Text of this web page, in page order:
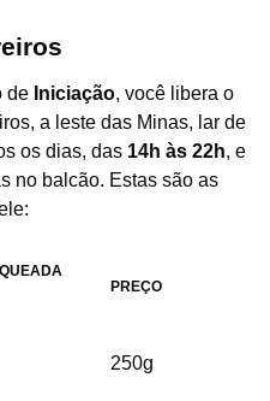
de Iniciação, você libera o
a leste das Minas, lar de
os dias, das 14h às 22h, e
no balcão. Estas são as
PREÇO
250g